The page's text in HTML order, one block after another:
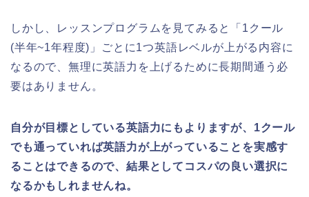
しかし、レッスンプログラムを見てみると「1クール
(半年~1年程度)」ごとに1つ英語レベルが上がる内容に
なるので、無理に英語力を上げるために長期間通う必
要はありません。
自分が目標としている英語力にもよりますが、1クール
でも通っていれば英語力が上がっていることを実感す
ることはできるので、結果としてコスパの良い選択に
なるかもしれませんね。